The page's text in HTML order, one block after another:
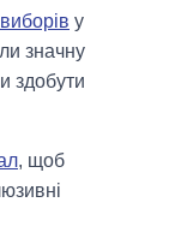
у
значну
здобути
, щоб